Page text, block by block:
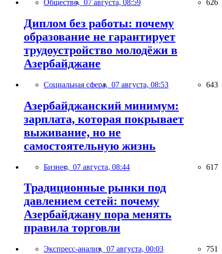
Общество, 07 августа, 08:59 626
Диплом без работы: почему
образование не гарантирует
трудоустройство молодёжи в
Азербайджане
Социальная сфера, 07 августа, 08:53 643
Азербайджанский минимум:
зарплата, которая покрывает
выживание, но не
самостоятельную жизнь
Бизнес, 07 августа, 08:44 617
Традиционные рынки под
давлением сетей: почему
Азербайджану пора менять
правила торговли
Экспресс-анализ, 07 августа, 00:03 751